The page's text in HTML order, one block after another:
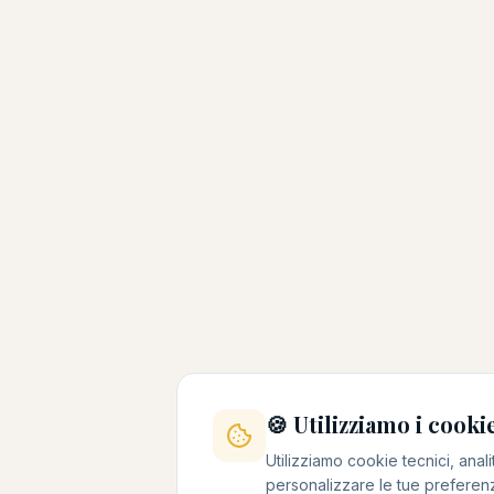
🍪 Utilizziamo i
Utilizziamo cookie tecnici,
personalizzare le tue